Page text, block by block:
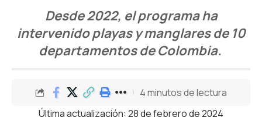
Desde 2022, el programa ha
intervenido playas y manglares de 10
departamentos de Colombia.
Última actualización: 28 de febrero de 2024
4 minutos de lectura